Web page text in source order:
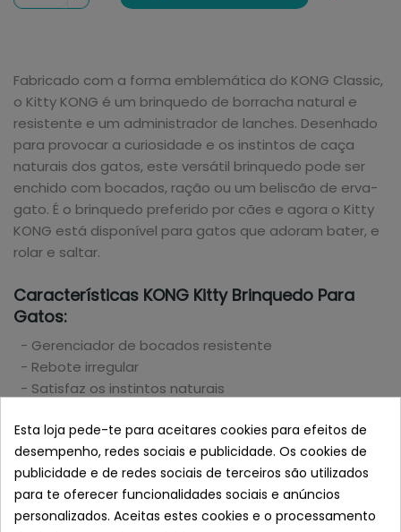
Fabricado com a forma emblemática do KONG Classic,
o Kitty KONG é um brinquedo de borracha natural e
resistente e um administrador de lanches. Desenhado
para provocar a curiosidade e os instintos de caça
naturais dos gatos, este versátil brinquedo pode ser
enchido com bocados, ração ou um beliscão de erva-
gato. É o brinquedo preferido por cães e agora o Kitty
KONG está disponível para gatos que adoram bater, e
rolar e saltar.
Características KONG Kitty Brinquedo Para
Gatos:
- Gerenciador de bocados resistente
- Rebote irregular
- Satisfaz os instintos naturais
Tamanho: 5,5 cm.
Semelhante a KONG Kitty Juguete
para Gatos
Esta loja pede-te para aceitares cookies para efeitos de
desempenho, redes sociais e publicidade. Os cookies de
publicidade e de redes sociais de terceiros são utilizados
para te oferecer funcionalidades sociais e anúncios
personalizados. Aceitas estes cookies e o processamento